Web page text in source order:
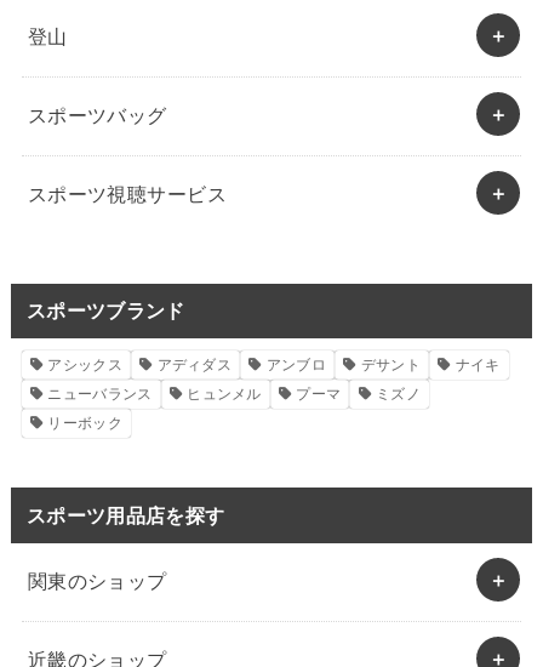
登山
スポーツバッグ
スポーツ視聴サービス
スポーツブランド
アシックス アディダス アンブロ デサント
ナイキ
ニューバランス
ヒュンメル プーマ
ミズノ
リーボック
スポーツ用品店を探す
関東のショップ
近畿のショップ